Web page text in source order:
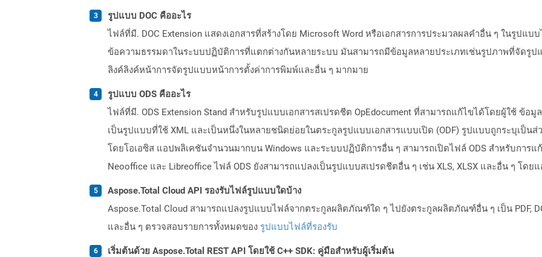
รูปแบบ DOC คืออะไร
ไฟล์ที่มี. DOC Extension แสดงเอกสารที่สร้างโดย Microsoft Word หรือเอกสารการประมวลผลคำอื่น ๆ ในรูปแ
ข้อความธรรมดาในระบบปฏิบัติการที่แตกต่างกันหลายระบบ มันสามารถมีข้อมูลหลายประเภทเช่นรูปภาพที่จัดรู
ลิงค์ลิงค์หน้าการจัดรูปแบบหน้าการตั้งค่าการพิมพ์และอื่น ๆ มากมาย
รูปแบบ ODS คืออะไร
ไฟล์ที่มี. ODS Extension Stand สำหรับรูปแบบเอกสารสเปรดชีต OpEdocument ที่สามารถแก้ไขได้โดยผู้ใช้ ข้อ
เป็นรูปแบบที่ใช้ XML และเป็นหนึ่งในหลายชนิดย่อยในตระกูลรูปแบบเอกสารแบบเปิด (ODF) รูปแบบถูกระบุเป็น
โดยโอเอซิส แอปพลิเคชันจำนวนมากบน Windows และระบบปฏิบัติการอื่น ๆ สามารถเปิดไฟล์ ODS สำหรับการแ
Neooffice และ Libreoffice ไฟล์ ODS ยังสามารถแปลงเป็นรูปแบบสเปรดชีตอื่น ๆ เช่น XLS, XLSX และอื่น ๆ โด
Aspose.Total Cloud API รองรับไฟล์รูปแบบใดบ้าง
Aspose.Total Cloud สามารถแปลงรูปแบบไฟล์จากตระกูลผลิตภัณฑ์ใด ๆ ไปยังตระกูลผลิตภัณฑ์อื่น ๆ เป็น PDF,
และอื่น ๆ ตรวจสอบรายการทั้งหมดของ รูปแบบไฟล์ที่รองรับ
เริ่มต้นด้วย Aspose.Total REST API โดยใช้ C++ SDK: คู่มือสำหรับผู้เริ่มต้น